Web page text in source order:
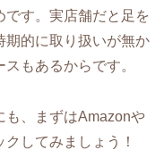
です。実店舗だと足を
期的に取り扱いが無か
もあるからです。
も、まずはAmazonや
してみましょう！